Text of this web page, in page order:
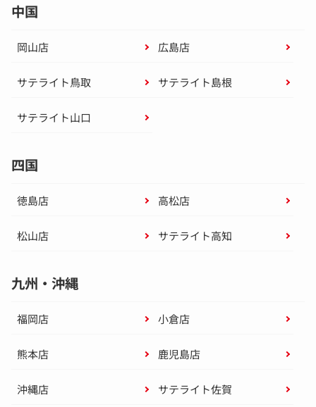
中国
岡山店 広島店
サテライト鳥取 サテライト島根
サテライト山口
四国
徳島店 高松店
松山店 サテライト高知
九州・沖縄
福岡店 小倉店
熊本店 鹿児島店
沖縄店 サテライト佐賀